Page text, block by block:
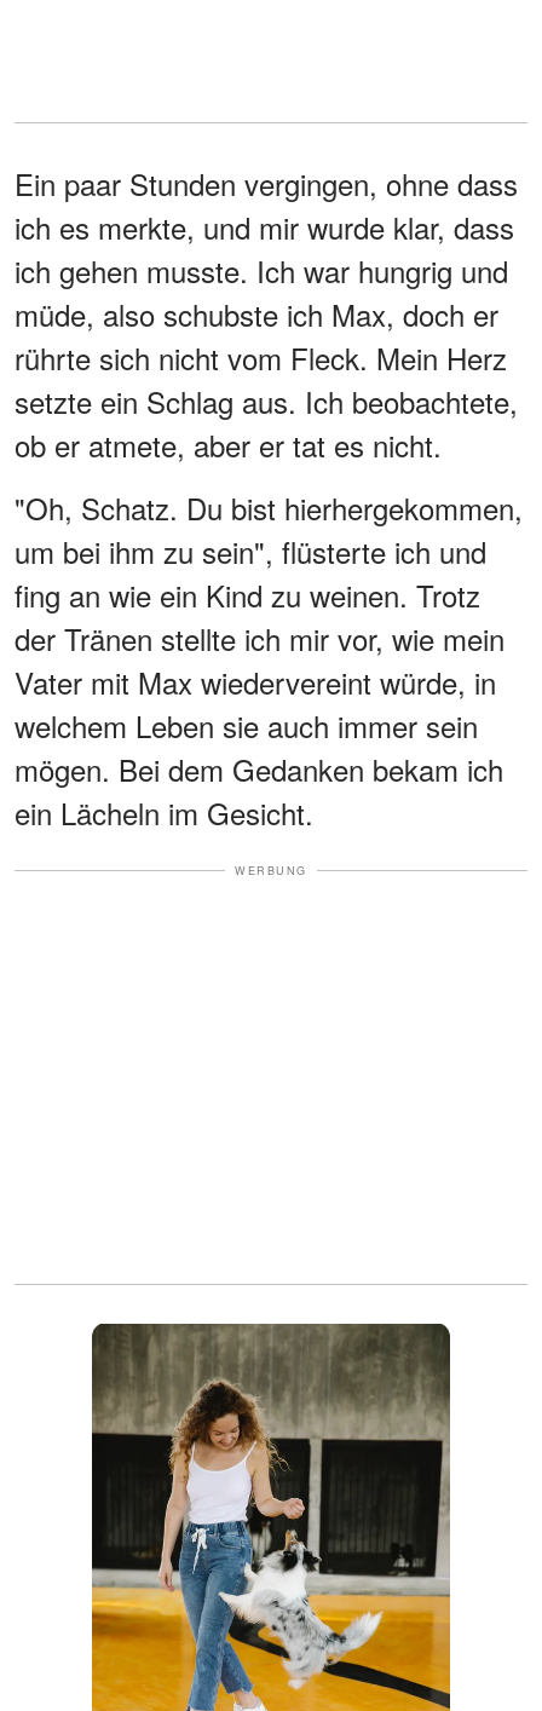
Ein paar Stunden vergingen, ohne dass
ich es merkte, und mir wurde klar, dass
ich gehen musste. Ich war hungrig und
müde, also schubste ich Max, doch er
rührte sich nicht vom Fleck. Mein Herz
setzte ein Schlag aus. Ich beobachtete,
ob er atmete, aber er tat es nicht.
"Oh, Schatz. Du bist hierhergekommen,
um bei ihm zu sein", flüsterte ich und
fing an wie ein Kind zu weinen. Trotz
der Tränen stellte ich mir vor, wie mein
Vater mit Max wiedervereint würde, in
welchem ​​Leben sie auch immer sein
mögen. Bei dem Gedanken bekam ich
ein Lächeln im Gesicht.
WERBUNG